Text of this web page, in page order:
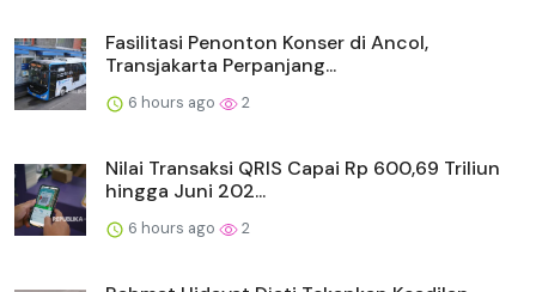
Fasilitasi Penonton Konser di Ancol,
Transjakarta Perpanjang...
6 hours ago 2
Nilai Transaksi QRIS Capai Rp 600,69 Triliun
hingga Juni 202...
6 hours ago 2